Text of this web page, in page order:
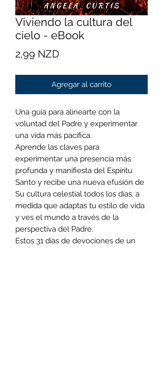
Viviendo la cultura del
cielo - eBook
2,99 NZDPrecio
Agregar al carrito
Una guía para alinearte con la
voluntad del Padre y experimentar
una vida más pacífica.
Aprende las claves para
experimentar una presencia más
profunda y manifiesta del Espíritu
Santo y recibe una nueva efusión de
Su cultura celestial todos los días, a
medida que adaptas tu estilo de vida
y ves el mundo a través de la
perspectiva del Padre.
Estos 31 días de devociones de un